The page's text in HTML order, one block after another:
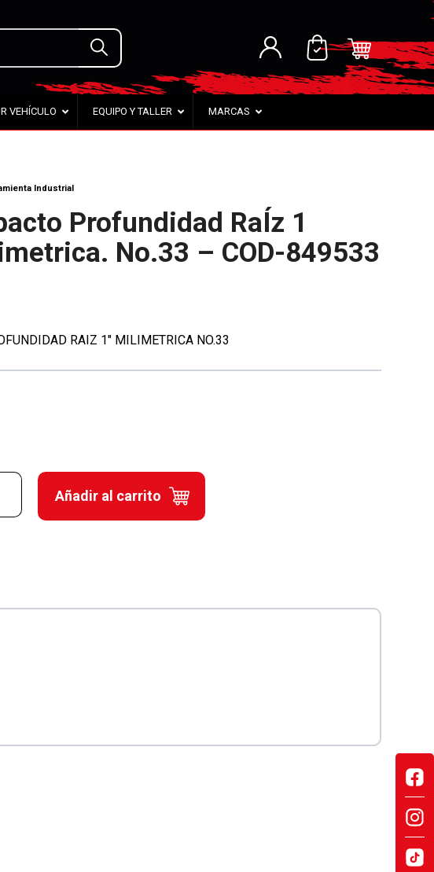
VEHÍCULO EQUIPO Y TALLER MARCAS
Industrial
Profundidad RaÍz 1
No.33 – COD-849533
RAIZ 1″ MILIMETRICA NO.33
Añadir al carrito